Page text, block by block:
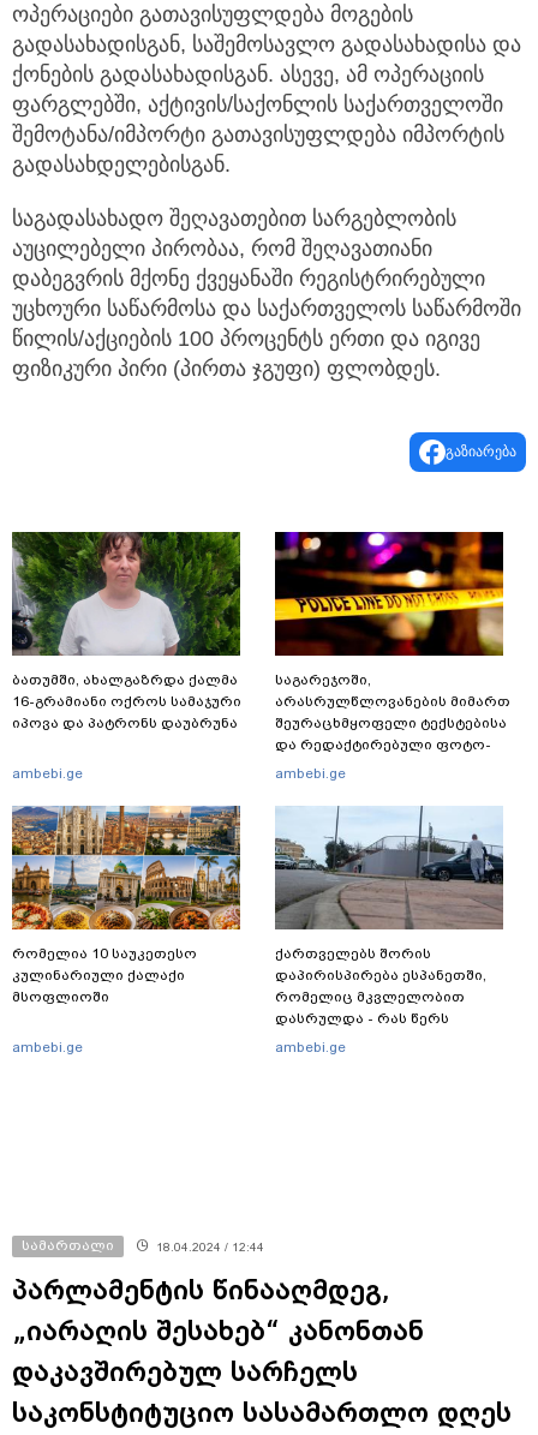
ოპერაციები გათავისუფლდება მოგების
გადასახადისგან, საშემოსავლო გადასახადისა და
ქონების გადასახადისგან. ასევე, ამ ოპერაციის
ფარგლებში, აქტივის/საქონლის საქართველოში
შემოტანა/იმპორტი გათავისუფლდება იმპორტის
გადასახდელებისგან.
საგადასახადო შეღავათებით სარგებლობის
აუცილებელი პირობაა, რომ შეღავათიანი
დაბეგვრის მქონე ქვეყანაში რეგისტრირებული
უცხოური საწარმოსა და საქართველოს საწარმოში
წილის/აქციების 100 პროცენტს ერთი და იგივე
ფიზიკური პირი (პირთა ჯგუფი) ფლობდეს.
გაზიარება
ბათუმში, ახალგაზრდა ქალმა
16-გრამიანი ოქროს სამაჯური
იპოვა და პატრონს დაუბრუნა
ambebi.ge
რომელია 10 საუკეთესო
კულინარიული ქალაქი
მსოფლიოში
ambebi.ge
საგარეჯოში,
არასრულწლოვანების მიმართ
შეურაცხმყოფელი ტექსტებისა
და რედაქტირებული ფოტო-
ვიდეომასალის გავრცელების
ავრცელებს
ambebi.ge
ქართველებს შორის
დაპირისპირება ესპანეთში,
რომელიც მკვლელობით
დასრულდა - რას წერს
საერთაშორისო მედია: "მანქანა
ambebi.ge
სამართალი 18.04.2024 / 12:44
პარლამენტის წინააღმდეგ,
„იარაღის შესახებ“ კანონთან
დაკავშირებულ სარჩელს
საკონსტიტუციო სასამართლო დღეს